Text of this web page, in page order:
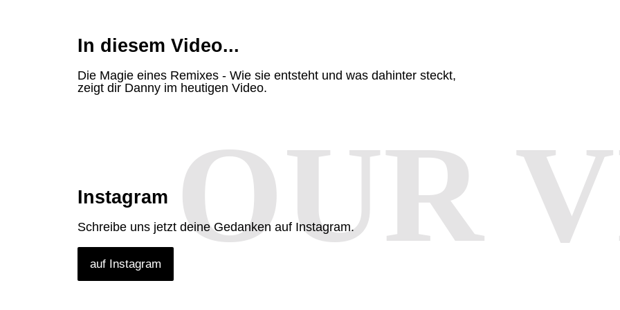
In diesem Video...
Die Magie eines Remixes - Wie sie entsteht und was dahinter steckt,
zeigt dir Danny im heutigen Video.
OUR
Instagram
Schreibe uns jetzt deine Gedanken auf Instagram.
auf Instagram